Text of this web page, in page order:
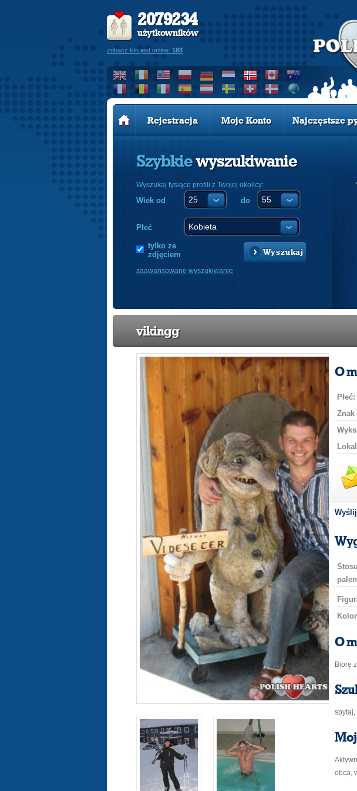
2079234
użytkowników
zobacz kto jest online: 183
Rejestracja Moje Konto Najczęstsze
Szybkiewyszukiwanie
Wyszukaj tysiące profili z Twojej okolicy:
Wiek od do
Płeć
tylko ze
zdjęciem
Wyszukaj
zaawansowane wyszukiwanie
vikingg
O
Płeć:
Znak
O
Biorę
spytaj,
obca,